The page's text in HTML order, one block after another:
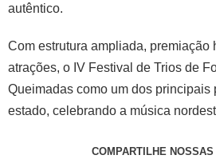
autêntico.
Com estrutura ampliada, premiação
atrações, o IV Festival de Trios de
Queimadas como um dos principais
estado, celebrando a música
COMPARTILHE